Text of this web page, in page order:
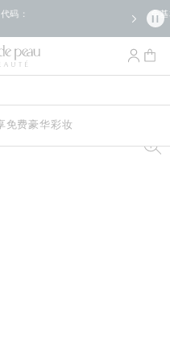
外，购物满250美元可享免
免费豪华彩妆